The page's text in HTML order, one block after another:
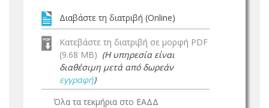
Διαβάστε τη διατριβή (Online)
Κατεβάστε τη διατριβή σε μορφή PDF
(9.68 MB) (Η υπηρεσία είναι
διαθέσιμη μετά από δωρεάν
εγγραφή)
Όλα τα τεκμήρια στο ΕΑΔΔ